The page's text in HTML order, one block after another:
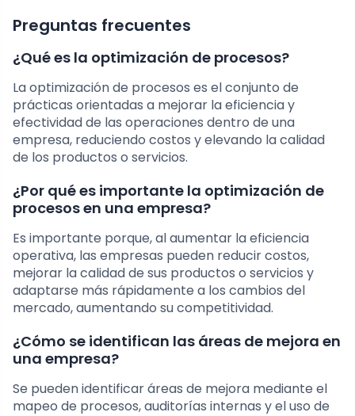
Preguntas frecuentes
¿Qué es la optimización de procesos?
La optimización de procesos es el conjunto de
prácticas orientadas a mejorar la eficiencia y
efectividad de las operaciones dentro de una
empresa, reduciendo costos y elevando la calidad
de los productos o servicios.
¿Por qué es importante la optimización de
procesos en una empresa?
Es importante porque, al aumentar la eficiencia
operativa, las empresas pueden reducir costos,
mejorar la calidad de sus productos o servicios y
adaptarse más rápidamente a los cambios del
mercado, aumentando su competitividad.
¿Cómo se identifican las áreas de mejora en
una empresa?
Se pueden identificar áreas de mejora mediante el
mapeo de procesos, auditorías internas y el uso de